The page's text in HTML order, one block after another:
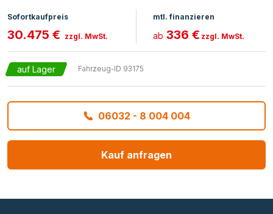
Sofortkaufpreis
30.475 € zzgl. MwSt.
mtl. finanzieren
ab 336 € zzgl. MwSt.
auf Lager Fahrzeug-ID 93175
06032 - 8 004 004
Kauf anfragen